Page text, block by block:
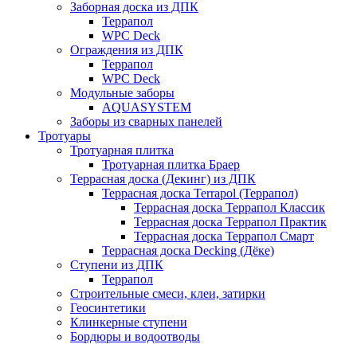
Заборная доска из ДПК
Террапол
WPC Deck
Ограждения из ДПК
Террапол
WPC Deck
Модульные заборы
AQUASYSTEM
Заборы из сварных панелей
Тротуары
Тротуарная плитка
Тротуарная плитка Браер
Террасная доска (Декинг) из ДПК
Террасная доска Terrapol (Террапол)
Террасная доска Террапол Классик
Террасная доска Террапол Практик
Террасная доска Террапол Смарт
Террасная доска Decking (Дёке)
Ступени из ДПК
Террапол
Строительные смеси, клеи, затирки
Геосинтетики
Клинкерные ступени
Бордюры и водоотводы